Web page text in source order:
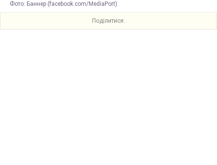
Фото: Баннер (facebook.com/MediaPort)
Поділитися: